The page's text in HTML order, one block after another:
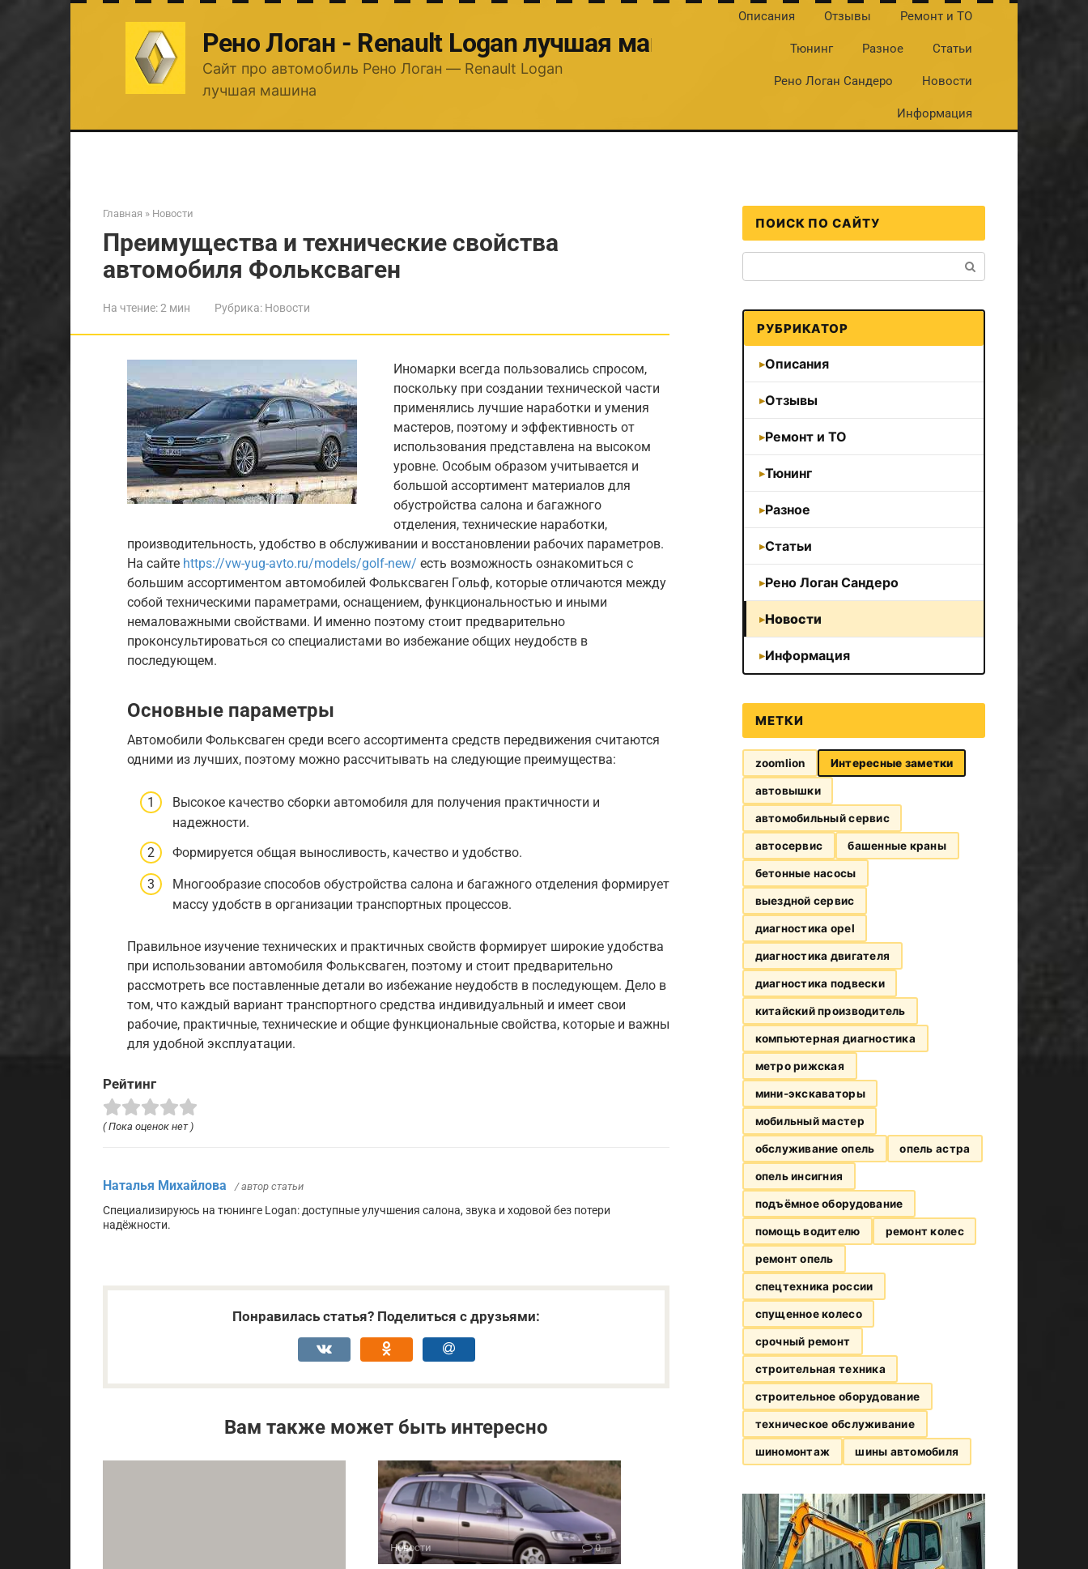
Рено Логан - Renault Logan лучшая машина
Сайт про автомобиль Рено Логан — Renault Logan
лучшая машина
Описания Отзывы Ремонт и ТО
Тюнинг Разное Статьи
Рено Логан Сандеро Новости
Информация
Главная » Новости
Преимущества и технические свойства
автомобиля Фольксваген
На чтение:2 мин Рубрика: Новости
Иномарки всегда пользовались спросом,
поскольку при создании технической части
применялись лучшие наработки и умения
мастеров, поэтому и эффективность от
использования представлена на высоком
уровне. Особым образом учитывается и
большой ассортимент материалов для
обустройства салона и багажного
отделения, технические наработки,
производительность, удобство в обслуживании и восстановлении рабочих параметров.
На сайте https://vw-yug-avto.ru/models/golf-new/ есть возможность ознакомиться с
большим ассортиментом автомобилей Фольксваген Гольф, которые отличаются между
собой техническими параметрами, оснащением, функциональностью и иными
немаловажными свойствами. И именно поэтому стоит предварительно
проконсультироваться со специалистами во избежание общих неудобств в
последующем.
Основные параметры
Автомобили Фольксваген среди всего ассортимента средств передвижения считаются
одними из лучших, поэтому можно рассчитывать на следующие преимущества:
Высокое качество сборки автомобиля для получения практичности и
надежности.
Формируется общая выносливость, качество и удобство.
Многообразие способов обустройства салона и багажного отделения формирует
массу удобств в организации транспортных процессов.
Правильное изучение технических и практичных свойств формирует широкие удобства
при использовании автомобиля Фольксваген, поэтому и стоит предварительно
рассмотреть все поставленные детали во избежание неудобств в последующем. Дело в
том, что каждый вариант транспортного средства индивидуальный и имеет свои
рабочие, практичные, технические и общие функциональные свойства, которые и важны
для удобной эксплуатации.
Рейтинг
( Пока оценок нет )
Наталья Михайлова / автор статьи
Специализируюсь на тюнинге Logan: доступные улучшения салона, звука и ходовой без потери
надёжности.
Понравилась статья? Поделиться с друзьями:
Вам также может быть интересно
Новости 0
ПОИСК ПО САЙТУ
РУБРИКАТОР
Описания
Отзывы
Ремонт и ТО
Тюнинг
Разное
Статьи
Рено Логан Сандеро
Новости
Информация
МЕТКИ
zoomlion Интересные заметки
автовышки
автомобильный сервис
автосервис башенные краны
бетонные насосы
выездной сервис
диагностика opel
диагностика двигателя
диагностика подвески
китайский производитель
компьютерная диагностика
метро рижская
мини-экскаваторы
мобильный мастер
обслуживание опель опель астра
опель инсигния
подъёмное оборудование
помощь водителю ремонт колес
ремонт опель
спецтехника россии
спущенное колесо
срочный ремонт
строительная техника
строительное оборудование
техническое обслуживание
шиномонтаж шины автомобиля